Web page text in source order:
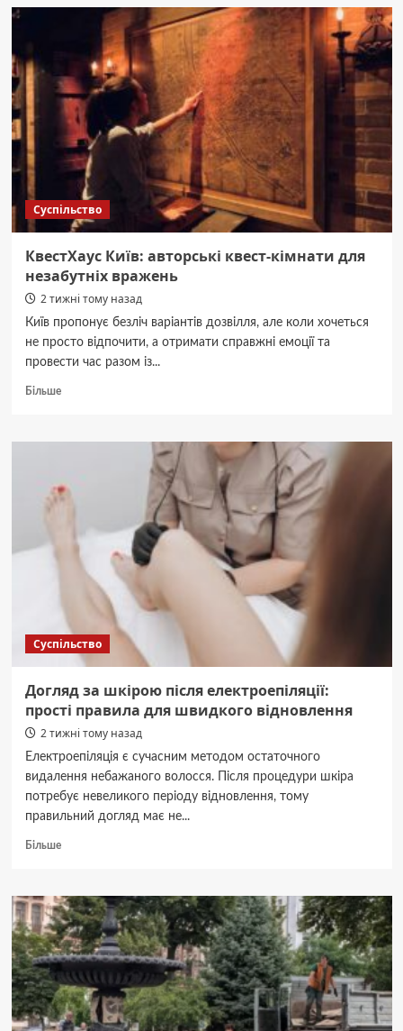
Оновлене
харчування
школярів
завдяки
майже
₴600
млн
субвенції.
Суспільство
КвестХаус Київ: авторські квест-кімнати для
незабутніх вражень
2 тижні тому назад
Київ пропонує безліч варіантів дозвілля, але коли хочеться
не просто відпочити, а отримати справжні емоції та
провести час разом із...
БільшеДокладніше
Київ:
кімнати
вражень
Суспільство
Догляд за шкірою після електроепіляції:
прості правила для швидкого відновлення
2 тижні тому назад
Електроепіляція є сучасним методом остаточного
видалення небажаного волосся. Після процедури шкіра
потребує невеликого періоду відновлення, тому
правильний догляд має не...
БільшеДокладніше
за
шкірою
після
електроепіляції:
прості
правила
для
швидкого